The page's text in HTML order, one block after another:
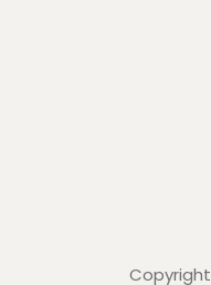
Copyright